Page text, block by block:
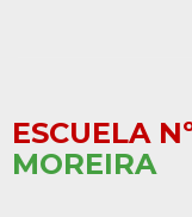
ESCUELA
MOREIRA